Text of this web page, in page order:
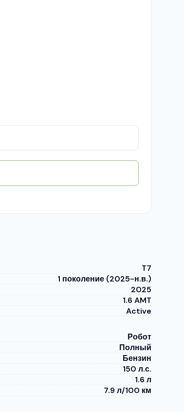
T7
1 поколение (2025-н.в.)
2025
1.6 AMT
Active
Робот
Полный
Бензин
150 л.с.
1.6 л
7.9 л/100 км